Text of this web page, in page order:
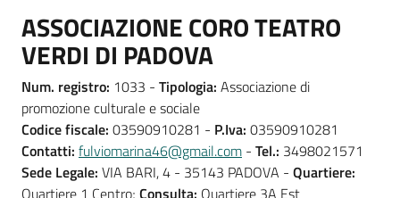
ASSOCIAZIONE CORO TEATRO
VERDI DI PADOVA
Num. registro: 1033 - Tipologia: Associazione di
promozione culturale e sociale
Codice fiscale: 03590910281 - P.Iva: 03590910281
Contatti: fulviomarina46@gmail.com - Tel.: 3498021571
Sede Legale: VIA BARI, 4 - 35143 PADOVA - Quartiere:
Quartiere 1 Centro; Consulta: Quartiere 3A Est